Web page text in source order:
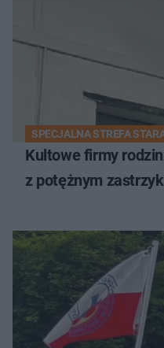
SPECJALNA STREFA
Kultowe firmy
z potężnym